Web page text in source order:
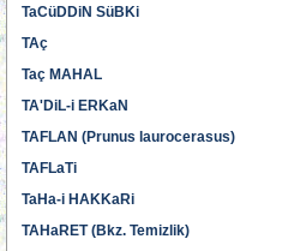
TaCüDDiN SüBKi
TAç
Taç MAHAL
TA'DiL-i ERKaN
TAFLAN (Prunus laurocerasus)
TAFLaTi
TaHa-i HAKKaRi
TAHaRET (Bkz. Temizlik)